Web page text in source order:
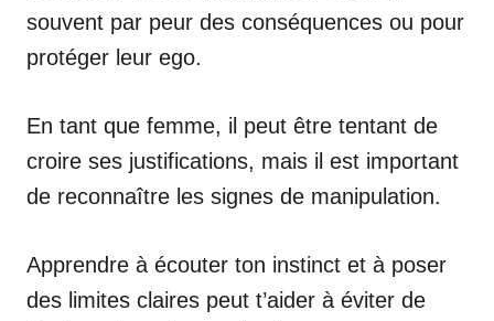
souvent par peur des conséquences ou pour
protéger leur ego.
En tant que femme, il peut être tentant de
croire ses justifications, mais il est important
de reconnaître les signes de manipulation.
Apprendre à écouter ton instinct et à poser
des limites claires peut t’aider à éviter de